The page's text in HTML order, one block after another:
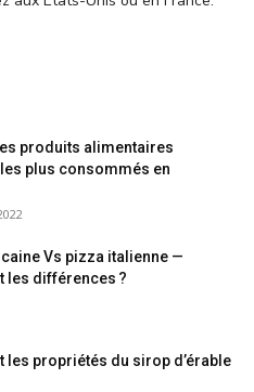
produits alimentaires
plus consommés en
Vs pizza italienne —
les différences ?
les propriétés du sirop d’érable